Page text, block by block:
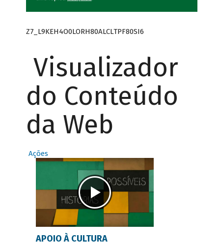
Z7_L9KEH4O0LORH80ALCLTPF80SI6
Visualizador
do Conteúdo
da Web
Ações
APOIO À CULTURA